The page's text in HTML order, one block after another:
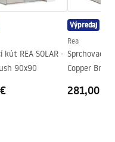
mm
kút REA SOLAR -
90x90
Výpredaj
Rea
Sprchovací
Copper
281,00 €